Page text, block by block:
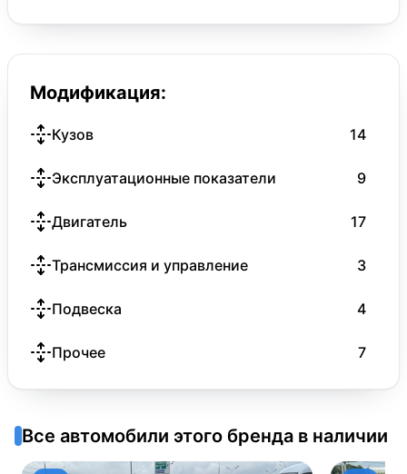
Модификация:
Кузов 14
Эксплуатационные показатели 9
Двигатель 17
Трансмиссия и управление 3
Подвеска 4
Прочее 7
Все автомобили этого бренда в наличии